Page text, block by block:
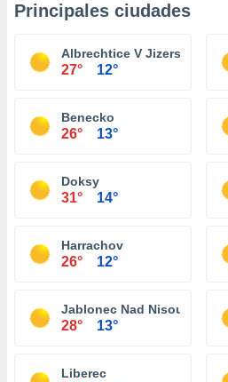
Principales ciudades
Albrechtice V Jizerských
27° 12°
Benecko
26° 13°
Doksy
31° 14°
Harrachov
26° 12°
Jablonec Nad Nisou
28° 13°
Liberec